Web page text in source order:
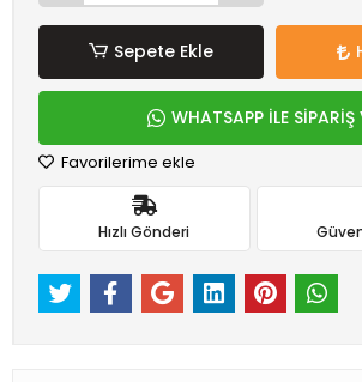
Sepete Ekle
WHATSAPP İLE SİPARİŞ
Favorilerime ekle
Hızlı Gönderi